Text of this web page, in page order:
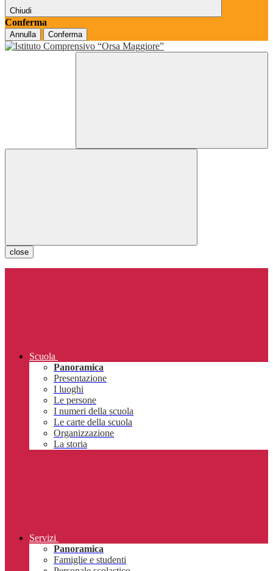
Chiudi
Conferma
Annulla Conferma
close
Scuola
Panoramica
Presentazione
I luoghi
Le persone
I numeri della scuola
Le carte della scuola
Organizzazione
La storia
Servizi
Panoramica
Famiglie e studenti